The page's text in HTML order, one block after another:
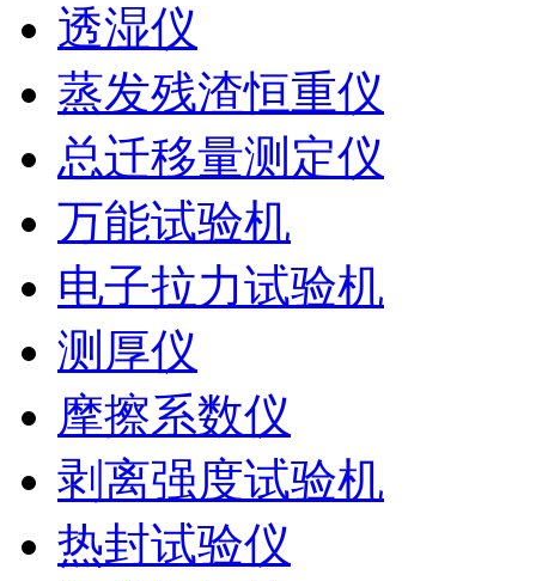
透湿仪
蒸发残渣恒重仪
总迁移量测定仪
万能试验机
电子拉力试验机
测厚仪
摩擦系数仪
剥离强度试验机
热封试验仪